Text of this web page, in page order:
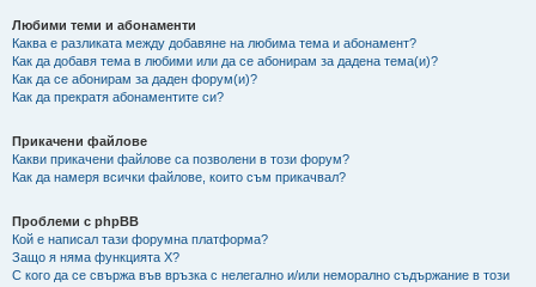
Любими теми и абонаменти
Каква е разликата между добавяне на любима тема и абонамент?
Как да добавя тема в любими или да се абонирам за дадена тема(и)?
Как да се абонирам за даден форум(и)?
Как да прекратя абонаментите си?
Прикачени файлове
Какви прикачени файлове са позволени в този форум?
Как да намеря всички файлове, които съм прикачвал?
Проблеми с phpBB
Кой е написал тази форумна платформа?
Защо я няма функцията X?
С кого да се свържа във връзка с нелегално и/или неморално съдържание в този